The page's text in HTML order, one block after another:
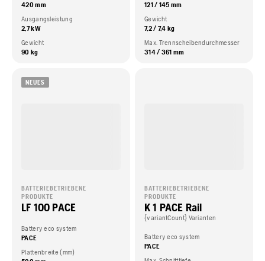
420 mm
Ausgangsleistung
2,7 kW
Gewicht
90 kg
121 / 145 mm
Gewicht
7,2 / 7,4 kg
Max. Trennscheibendurchmesser
314 / 361 mm
NEUES
BATTERIEBETRIEBENE
PRODUKTE
LF 100 PACE
Battery eco system
PACE
Plattenbreite (mm)
BATTERIEBETRIEBENE
PRODUKTE
K 1 PACE Rail
{variantCount} Varianten
Battery eco system
PACE